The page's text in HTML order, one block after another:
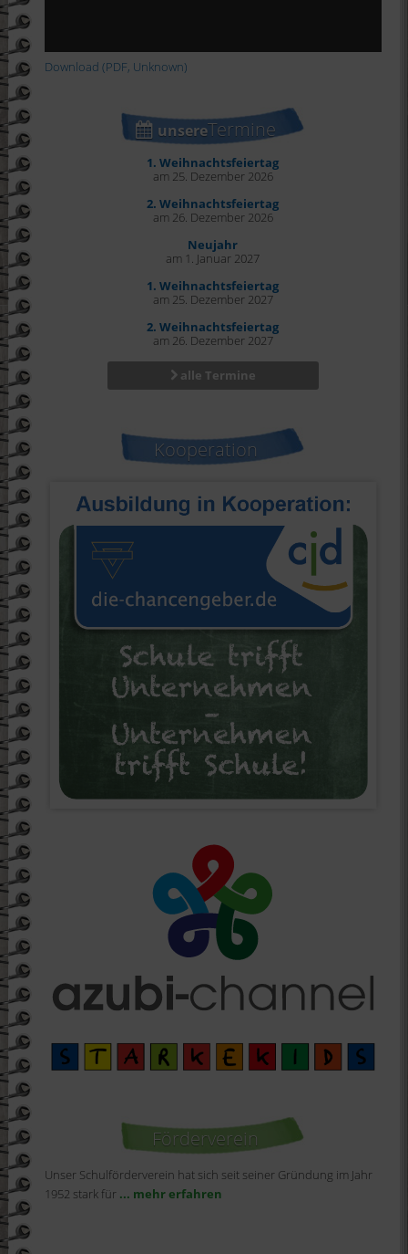
Download (PDF, Unknown)
unsereTermine
1. Weihnachtsfeiertag
am 25. Dezember 2026
2. Weihnachtsfeiertag
am 26. Dezember 2026
Neujahr
am 1. Januar 2027
1. Weihnachtsfeiertag
am 25. Dezember 2027
2. Weihnachtsfeiertag
am 26. Dezember 2027
alle Termine
Kooperation
Förderverein
Unser Schulförderverein hat sich seit seiner Gründung im Jahr
1952 stark für ... mehr erfahren